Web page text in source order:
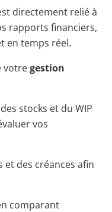
directement relié à
rapports financiers,
en temps réel.
votregestion
stocks et du WIP
vos
et des créances afin
comparant